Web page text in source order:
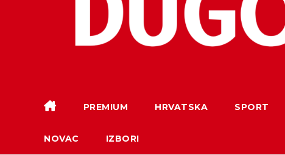
PREMIUM HRVATSKA SPORT
NOVAC IZBORI